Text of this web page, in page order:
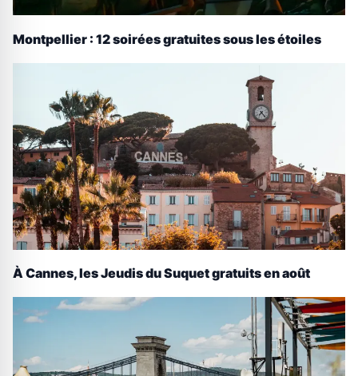
Montpellier : 12 soirées gratuites sous les étoiles
À Cannes, les Jeudis du Suquet gratuits en août